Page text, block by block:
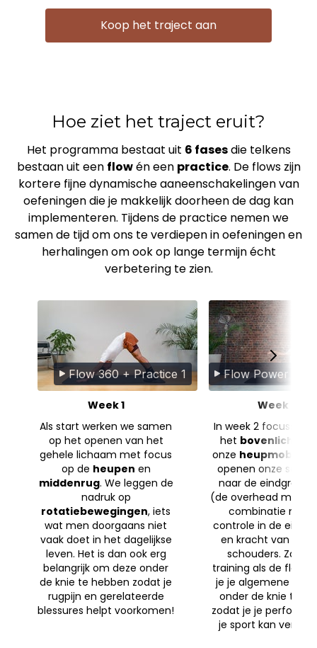
Koop het traject aan
Hoe ziet het traject eruit?
Het programma bestaat uit 6 fasesdie telkens
bestaan uit een flowén een practice. De flows zijn
kortere fijne dynamische aaneenschakelingen van
oefeningen die je makkelijk doorheen de dag kan
implementeren. Tijdens de practice nemen we
samen de tijd om ons te verdiepen in oefeningen en
herhalingen om ook op lange termijn écht
verbetering te zien.
Flow 360 + Practice 1
Week 1
Als start werken we samen
op het openen van het
gehele lichaam met focus
op de heupen en
middenrug. We leggen de
nadruk op
rotatiebewegingen, iets
wat men doorgaans niet
vaak doet in het dagelijkse
leven. Het is dan ook erg
belangrijk om deze onder
de knie te hebben zodat je
rugpijn en gerelateerde
blessures helpt voorkomen!
Flow Power +
Week 2
In week 2 focussen
het
onze
openen onze
naar de
(de overhead
combinatie met
controle in de
en kracht van
schouders. Zowel
training als de flow
je je algemene
onder de knie te
zodat je je
je sport kan